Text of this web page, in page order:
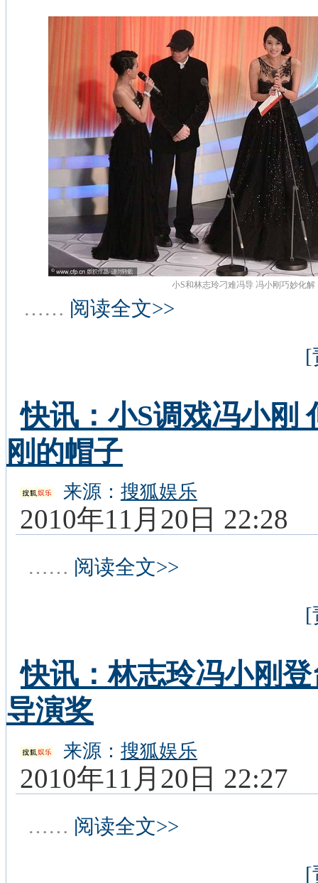
小S和林志玲刁难冯导 冯小刚巧妙化解
…… 阅读全文>>
[
快讯：小S调戏冯小刚
刚的帽子
来源： 搜狐娱乐
2010年11月20日 22:28
…… 阅读全文>>
[
快讯：林志玲冯小刚
导演奖
来源： 搜狐娱乐
2010年11月20日 22:27
…… 阅读全文>>
[